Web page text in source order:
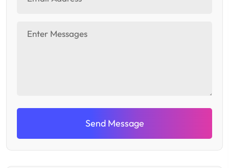
Send Message